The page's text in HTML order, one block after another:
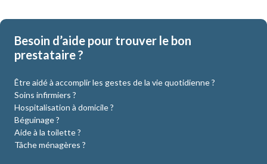
Besoin d’aide pour trouver le bon
prestataire ?
Être aidé à accomplir les gestes de la vie quotidienne ?
Soins infirmiers ?
Hospitalisation à domicile ?
Béguinage ?
Aide à la toilette ?
Tâche ménagères ?